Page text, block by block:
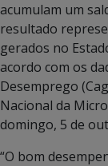
acumulam um
resultado
gerados no
acordo com os
Desemprego
Nacional da
domingo, 5 de
“O bom